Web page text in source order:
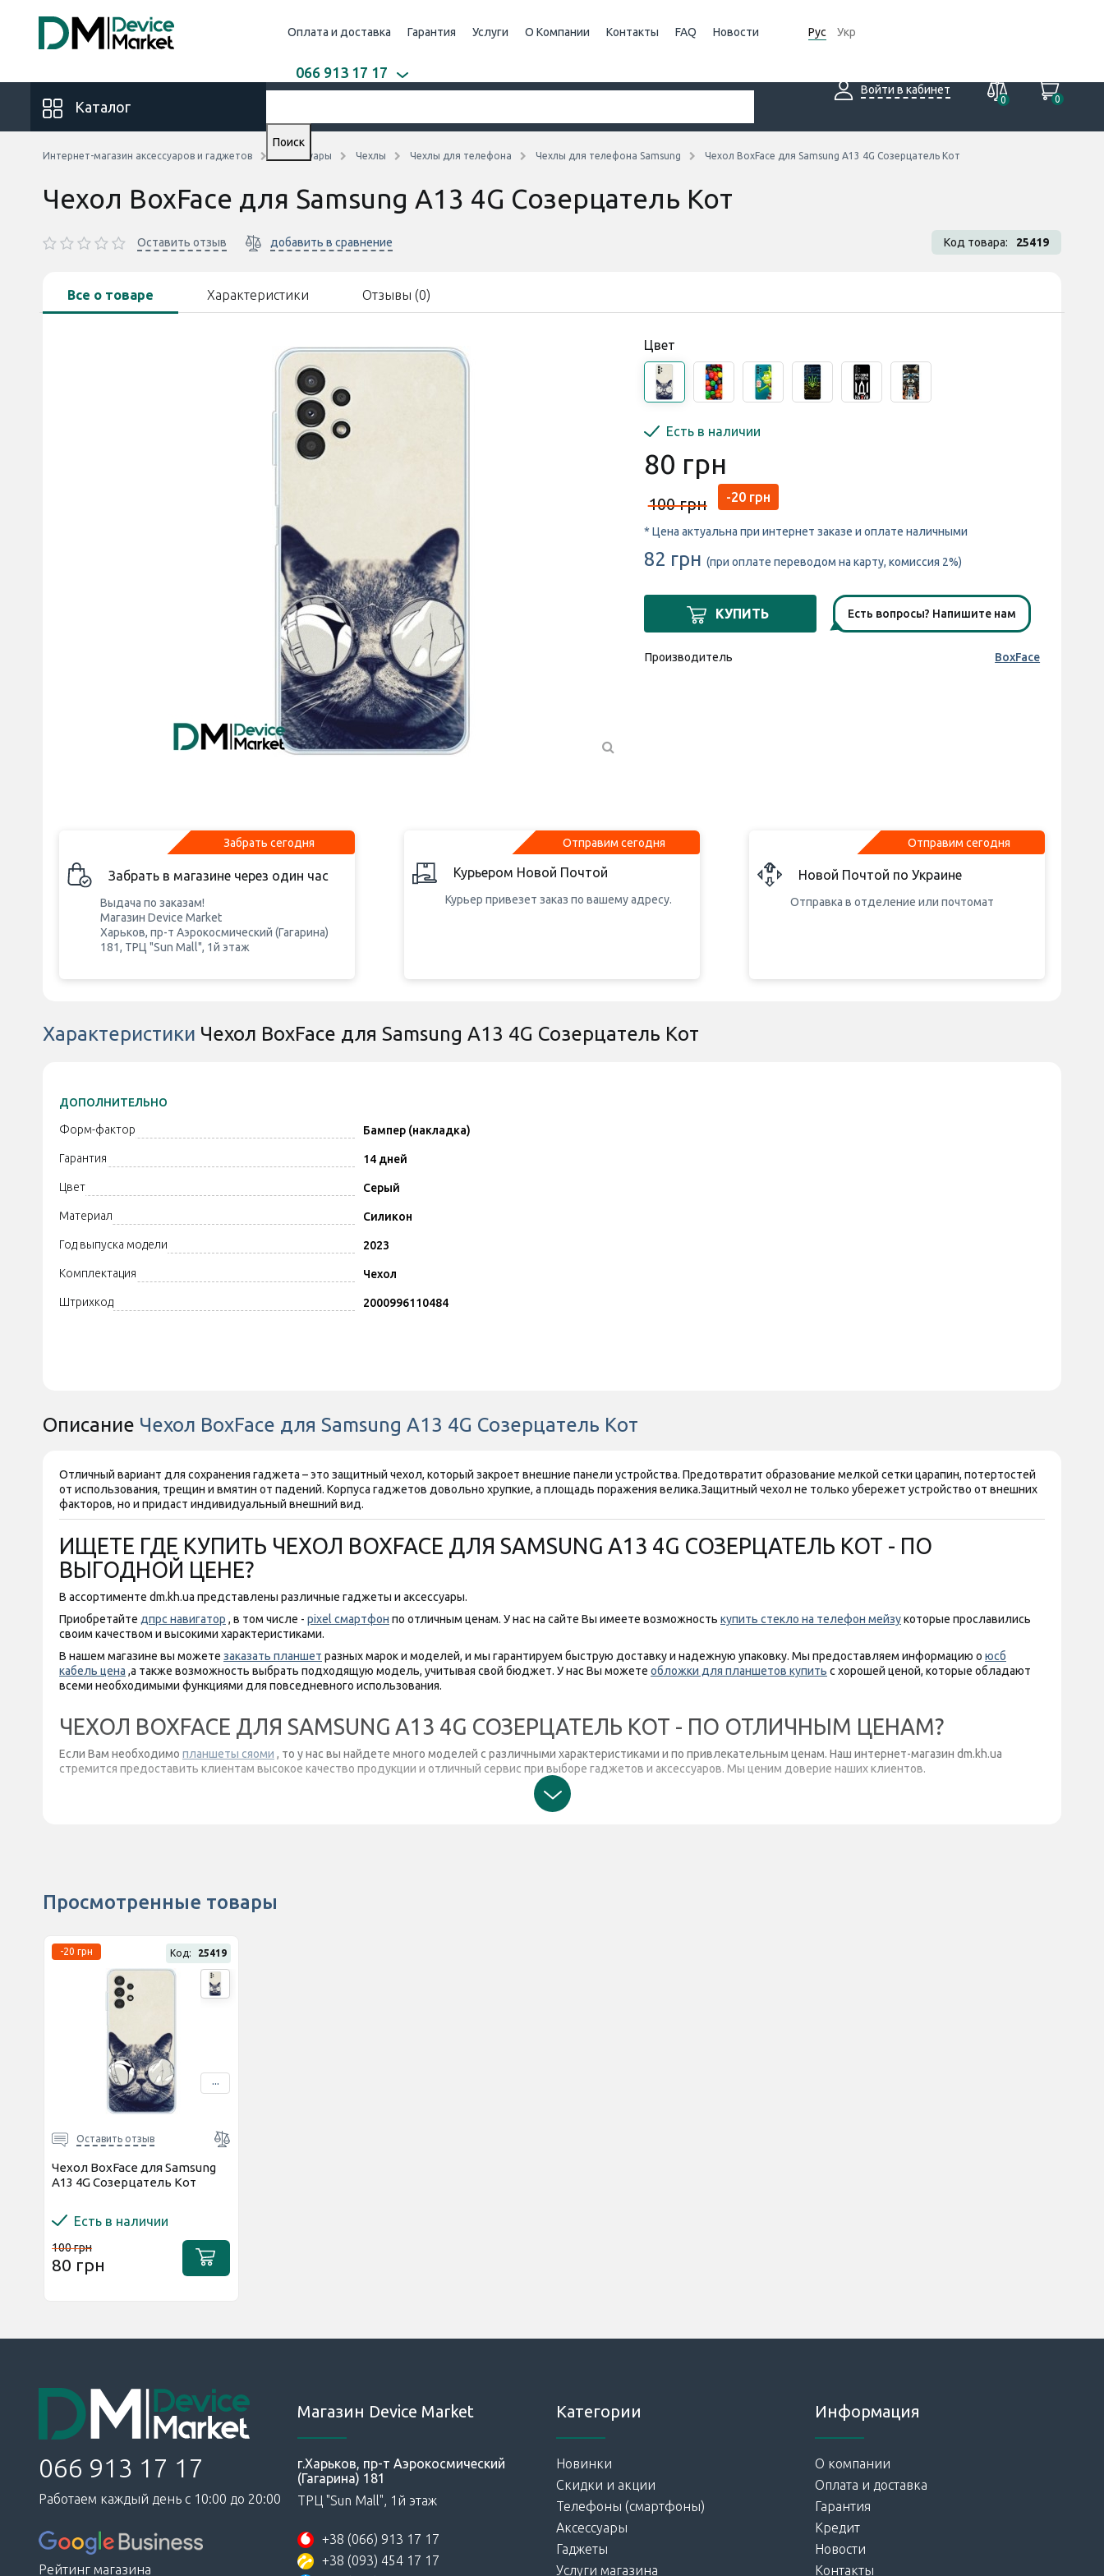
Рус Укр
Оплата и доставка Гарантия Услуги О Компании Контакты FAQ Новости
066 913 17 17
Войти в кабинет
0
0
Каталог
Поиск
Интернет-магазин аксессуаров и гаджетов Аксессуары Чехлы Чехлы для телефона Чехлы для телефона Samsung Чехол BoxFace для Samsung A13 4G Созерцатель Кот
Чехол BoxFace для Samsung A13 4G Созерцатель Кот
Оставить отзыв добавить в сравнение Код товара: 25419
Все о товаре Характеристики Отзывы (0)
Цвет
Есть в наличии
80 грн
100 грн -20 грн
* Цена актуальна при интернет заказе и оплате наличными
82 грн (при оплате переводом на карту, комиссия 2%)
КУПИТЬ Есть вопросы? Напишите нам
Производитель BoxFace
Забрать сегодня
Забрать в магазине через один час
Выдача по заказам!
Магазин Device Market
Харьков, пр-т Аэрокосмический (Гагарина)
181, ТРЦ "Sun Mall", 1й этаж
Отправим сегодня
Курьером Новой Почтой
Курьер привезет заказ по вашему адресу.
Отправим сегодня
Новой Почтой по Украине
Отправка в отделение или почтомат
Характеристики Чехол BoxFace для Samsung A13 4G Созерцатель Кот
ДОПОЛНИТЕЛЬНО
Форм-фактор Бампер (накладка)
Гарантия 14 дней
Цвет Серый
Материал Силикон
Год выпуска модели 2023
Комплектация Чехол
Штрихкод 2000996110484
Описание Чехол BoxFace для Samsung A13 4G Созерцатель Кот
Отличный вариант для сохранения гаджета – это защитный чехол, который закроет внешние панели устройства. Предотвратит образование мелкой сетки царапин, потертостей
от использования, трещин и вмятин от падений. Корпуса гаджетов довольно хрупкие, а площадь поражения велика.Защитный чехол не только убережет устройство от внешних
факторов, но и придаст индивидуальный внешний вид.
ИЩЕТЕ ГДЕ КУПИТЬ ЧЕХОЛ BOXFACE ДЛЯ SAMSUNG A13 4G СОЗЕРЦАТЕЛЬ КОТ - ПО
ВЫГОДНОЙ ЦЕНЕ?
В ассортименте dm.kh.ua представлены различные гаджеты и аксессуары.
Приобретайте дпрс навигатор , в том числе - pixel смартфон по отличным ценам. У нас на сайте Вы имеете возможность купить стекло на телефон мейзукоторые прославились
своим качеством и высокими характеристиками.
В нашем магазине вы можете заказать планшет разных марок и моделей, и мы гарантируем быструю доставку и надежную упаковку. Мы предоставляем информацию о юсб
кабель цена ,а также возможность выбрать подходящую модель, учитывая свой бюджет. У нас Вы можете обложки для планшетов купить с хорошей ценой, которые обладают
всеми необходимыми функциями для повседневного использования.
ЧЕХОЛ BOXFACE ДЛЯ SAMSUNG A13 4G СОЗЕРЦАТЕЛЬ КОТ - ПО ОТЛИЧНЫМ ЦЕНАМ?
Если Вам необходимо планшеты сяоми , то у нас вы найдете много моделей с различными характеристиками и по привлекательным ценам. Наш интернет-магазин dm.kh.ua
стремится предоставить клиентам высокое качество продукции и отличный сервис при выборе гаджетов и аксессуаров. Мы ценим доверие наших клиентов.
Просмотренные товары
...
Код: 25419
-20 грн
Оставить отзыв
Чехол BoxFace для Samsung
A13 4G Созерцатель Кот
Есть в наличии
100 грн
80 грн
066 913 17 17
Работаем каждый день с 10:00 до 20:00
Рейтинг магазина
Магазин Device Market
г.Харьков, пр-т Аэрокосмический
(Гагарина) 181
ТРЦ "Sun Mall", 1й этаж
+38 (066) 913 17 17
+38 (093) 454 17 17
Категории
Новинки
Скидки и акции
Телефоны (смартфоны)
Аксессуары
Гаджеты
Услуги магазина
Информация
О компании
Оплата и доставка
Гарантия
Кредит
Новости
Контакты